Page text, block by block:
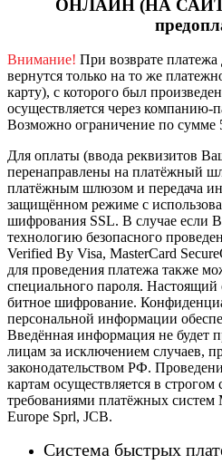
ОНЛАЙН (НА
Внимание! При возврате
вернутся только на то же
карту), с которого был
осуществляется через компанию-
Возможно ограничение по сумме
Для оплаты (ввода реквизитов
перенаправлены на платёжный
платёжным шлюзом и передача
защищённом режиме с
шифрования SSL. В случае если
технологию безопасного
Verified By Visa, MasterCard
для проведения платежа также
специального пароля. Настоящий
битное шифрование.
персональной информации
Введённая информация не будет
лицам за исключением случаев,
законодательством РФ.
картам осуществляется в строгом
требованиями платёжных
Europe Sprl, JCB.
Система быстрых